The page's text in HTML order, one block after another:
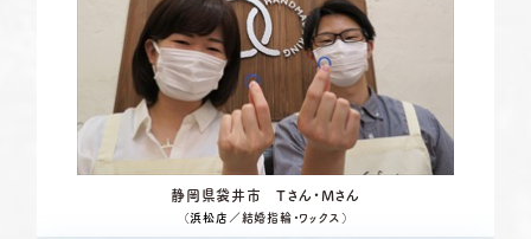
静岡県袋井市 Tさん・Mさん
（浜松店 ／結婚指輪・ワックス）